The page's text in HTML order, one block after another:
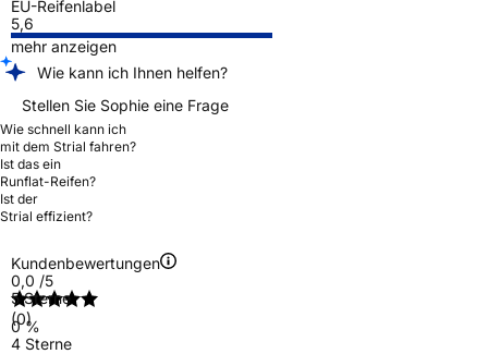
EU-Reifenlabel
5,6
mehr anzeigen
Wie kann ich Ihnen helfen?
Stellen Sie Sophie eine Frage
Wie schnell kann ich
mit dem Strial fahren?
Ist das ein
Runflat-Reifen?
Ist der
Strial effizient?
Kundenbewertungen
0,0 /5
(0)
5 Sterne
0 %
4 Sterne